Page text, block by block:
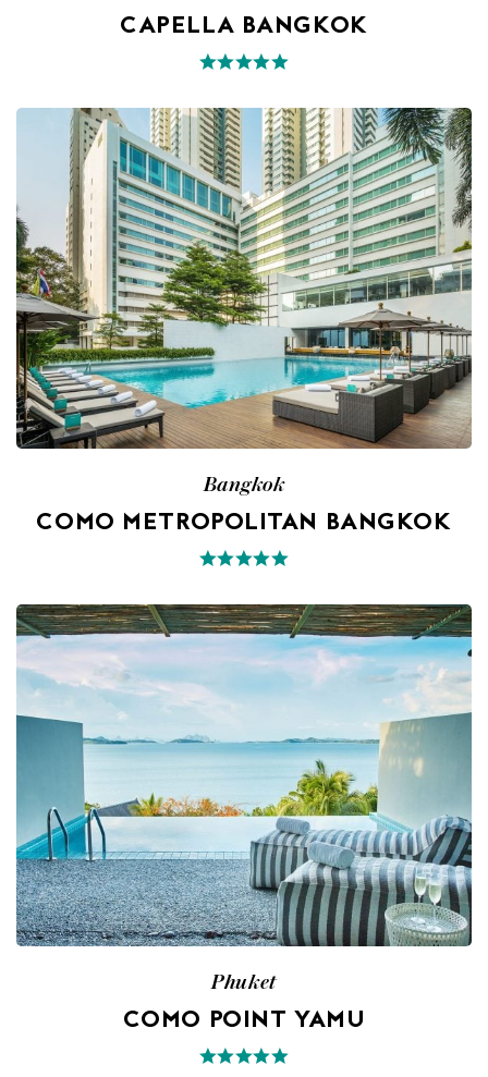
CAPELLA BANGKOK
Bangkok
COMO METROPOLITAN BANGKOK
Phuket
COMO POINT YAMU